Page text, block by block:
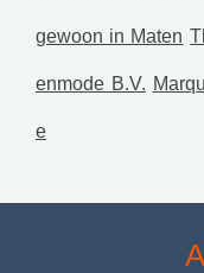
gewoon in Maten
enmode B.V.
e